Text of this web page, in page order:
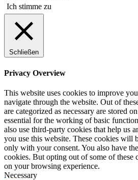
Ich stimme zu
Schließen
Privacy Overview
This website uses cookies to improve
navigate through the website. Out of
are categorized as necessary are stored
essential for the working of basic
also use third-party cookies that help us
you use this website. These cookies will
only with your consent. You also have
cookies. But opting out of some of these
on your browsing experience.
Necessary